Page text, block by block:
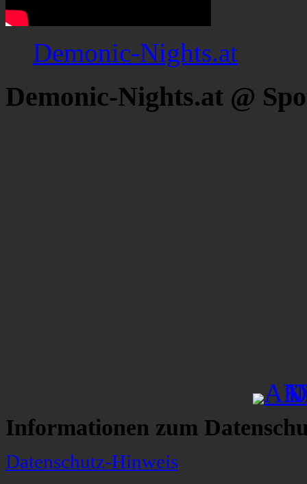
Demonic-Nights.at
Demonic-Nights.at @
Informationen zum
Datenschutz-Hinweis